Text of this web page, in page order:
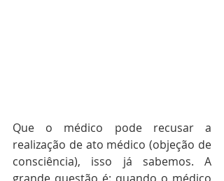
Que o médico pode recusar a
realização de ato médico (objeção de
consciência), isso já sabemos. A